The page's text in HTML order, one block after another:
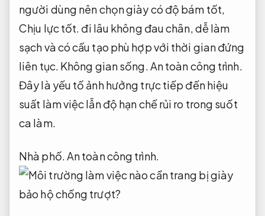
người dùng nên chọn giày có độ bám tốt,
Chịu lực tốt. đi lâu không đau chân, dễ làm
sạch và có cấu tạo phù hợp với thời gian đứng
liên tục. Không gian sống.An toàn công trình.
Đây là yếu tố ảnh hưởng trực tiếp đến hiệu
suất làm việc lẫn độ hạn chế rủi ro trong suốt
ca làm.
Nhà phố. An toàn công trình.